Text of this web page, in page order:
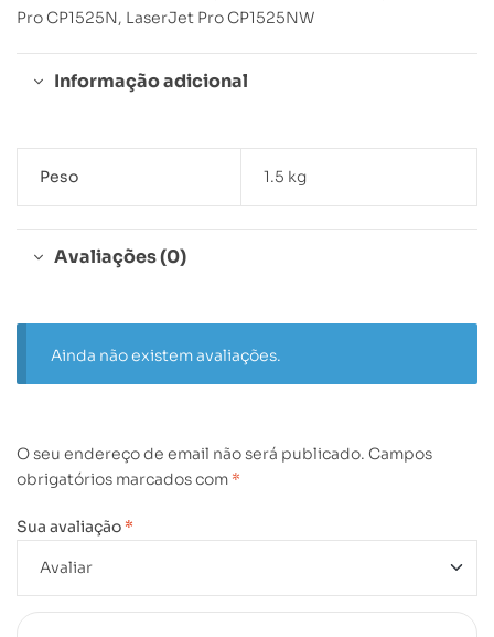
Pro CP1525N, LaserJet Pro CP1525NW
Informação adicional
Peso 1.5 kg
Avaliações (0)
Ainda não existem avaliações.
O seu endereço de email não será publicado. Campos
obrigatórios marcados com *
Sua avaliação *